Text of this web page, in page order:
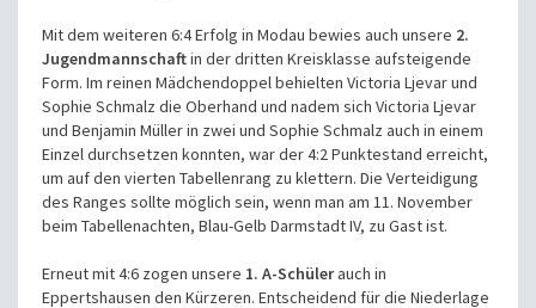
Mit dem weiteren 6:4 Erfolg in Modau bewies auch unsere 2.
Jugendmannschaftin der dritten Kreisklasse aufsteigende
Form. Im reinen Mädchendoppel behielten Victoria Ljevar und
Sophie Schmalz die Oberhand und nadem sich Victoria Ljevar
und Benjamin Müller in zwei und Sophie Schmalz auch in einem
Einzel durchsetzen konnten, war der 4:2 Punktestand erreicht,
um auf den vierten Tabellenrang zu klettern. Die Verteidigung
des Ranges sollte möglich sein, wenn man am 11. November
beim Tabellenachten, Blau-Gelb Darmstadt IV, zu Gast ist.
Erneut mit 4:6 zogen unsere 1. A-Schülerauch in
Eppertshausen den Kürzeren. Entscheidend für die Niederlage